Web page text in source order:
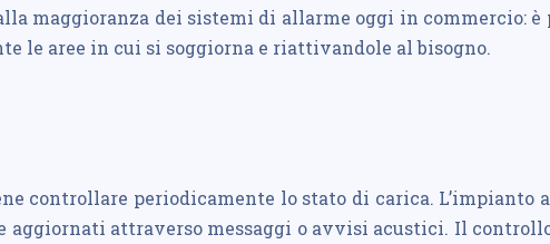
maggioranza dei sistemi di allarme oggi in commercio: è
le aree in cui si soggiorna e riattivandole al bisogno.
controllare periodicamente lo stato di carica. L’impianto
aggiornati attraverso messaggi o avvisi acustici. Il